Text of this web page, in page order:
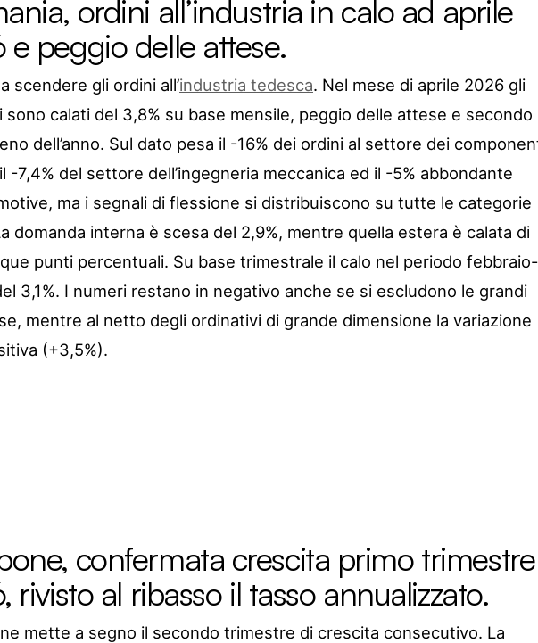
ordini all’industria in calo ad aprile
peggio delle attese.
scendere gli ordini all’industria tedesca. Nel mese di aprile 2026 gli
sono calati del 3,8% su base mensile, peggio delle attese e secondo
dell’anno. Sul dato pesa il -16% dei ordini al settore dei
-7,4% del settore dell’ingegneria meccanica ed il -5% abbondante
ma i segnali di flessione si distribuiscono su tutte le categorie
domanda interna è scesa del 2,9%, mentre quella estera è calata di
punti percentuali. Su base trimestrale il calo nel periodo febbraio-
3,1%. I numeri restano in negativo anche se si escludono le grandi
mentre al netto degli ordinativi di grande dimensione la variazione
(+3,5%).
confermata crescita primo trimestre
rivisto al ribasso il tasso annualizzato.
mette a segno il secondo trimestre di crescita consecutivo. La